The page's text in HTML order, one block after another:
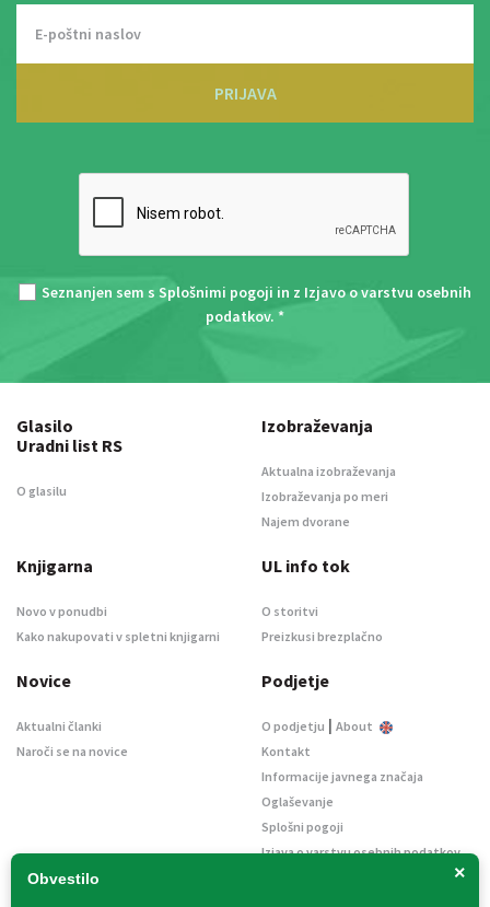
PRIJAVA
Seznanjen sem s Splošnimi pogoji in z Izjavo o varstvu osebnih
podatkov. *
×
Obvestilo
Glasilo
Uradni list RS
O glasilu
Izobraževanja
Aktualna izobraževanja
Izobraževanja po meri
Najem dvorane
Knjigarna
Novo v ponudbi
Kako nakupovati v spletni knjigarni
UL info tok
O storitvi
Preizkusi brezplačno
Novice
Aktualni članki
Naroči se na novice
Podjetje
O podjetju | About
Kontakt
Informacije javnega značaja
Oglaševanje
Splošni pogoji
Izjava o varstvu osebnih podatkov